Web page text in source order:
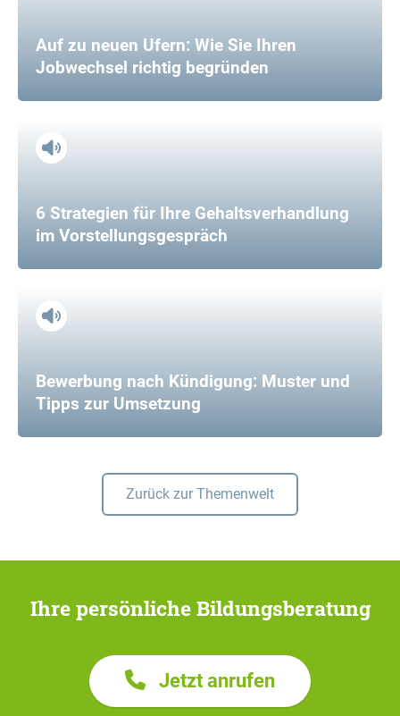
Auf zu neuen Ufern: Wie Sie Ihren
Jobwechsel richtig begründen
6 Strategien für Ihre Gehaltsverhandlung
im Vorstellungsgespräch
Bewerbung nach Kündigung: Muster und
Tipps zur Umsetzung
Zurück zur Themenwelt
Ihre persönliche Bildungsberatung
Jetzt anrufen